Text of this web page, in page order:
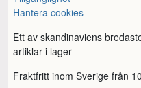
Hantera cookies
Ett av skandinaviens
artiklar i lager
Fraktfritt inom Sverige från